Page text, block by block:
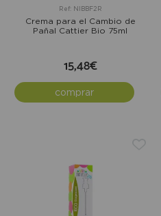
Ref: NIBBF2R
Crema para el Cambio de
Pañal Cattier Bio 75ml
15,48€
comprar